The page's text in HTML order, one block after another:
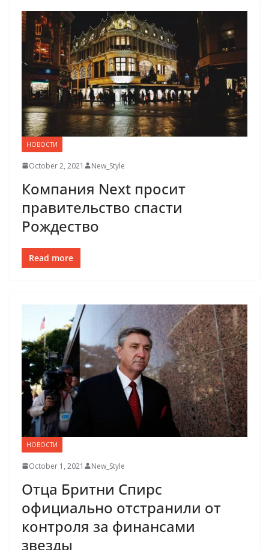
НОВОСТИ
October 2, 2021 New_Style
Компания Next просит
правительство спасти
Рождество
Read more
НОВОСТИ
October 1, 2021 New_Style
Отца Бритни Спирс
официально отстранили от
контроля за финансами
звезды